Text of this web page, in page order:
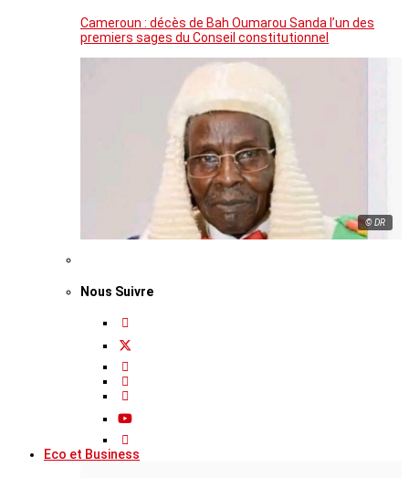
Cameroun : décès de Bah Oumarou Sanda l’un des
premiers sages du Conseil constitutionnel
© DR
Nous Suivre
Eco et Business